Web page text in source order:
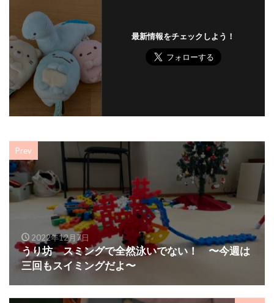
最新情報をチェックしよう！
Prev
2022年12月7日
うり坊 スミングで全然泳いでない！ 〜今週は
三回もスイミングだよ〜